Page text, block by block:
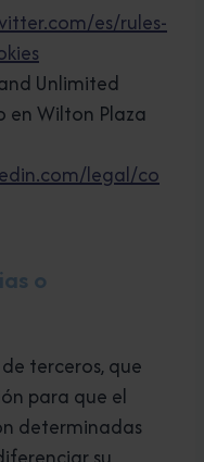
es/rules-
Unlimited
en Wilton Plaza
legal/co
o
terceros, que
para que el
determinadas